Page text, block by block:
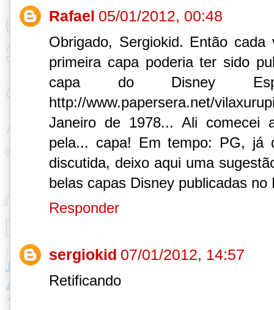
Rafael 05/01/2012, 00:48
Obrigado, Sergiokid. Então
primeira capa poderia ter sido
capa do Disney
http://www.papersera.net/
Janeiro de 1978... Ali comecei
pela... capa! Em tempo: PG,
discutida, deixo aqui uma
belas capas Disney publicadas no
Responder
sergiokid 07/01/2012, 14:57
Retificando